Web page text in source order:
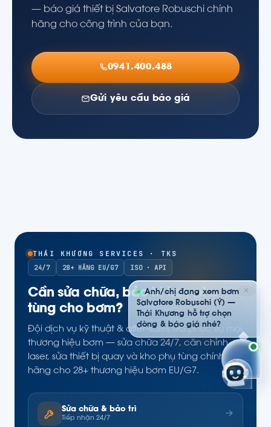
— báo giá thiết bị Salvatore Robuschi chính
hãng cho công trình của bạn.
0941.400.488
Gửi yêu cầu báo giá
THÁI KHƯƠNG SERVICES · TKS
24/7
28+ HÃNG EU/G7 ISO · API
Cần sửa chữa, bảo trì hay phụ
tùng cho bơm?
Đội dịch vụ kỹ thuật & after-sales TKS phục vụ mọi
thương hiệu bơm — sửa chữa 24/7, căn chỉnh
laser, sửa thiết bị quay và kho phụ tùng chính
hãng cho 28+ thương hiệu bơm EU/G7.
Sửa chữa & bảo trì
Tiếp nhận 24/7 →
✕
Anh/chị đang xem bơm
Salvatore Robuschi (Ý) —
Thái Khương hỗ trợ chọn
dòng & báo giá nhé?